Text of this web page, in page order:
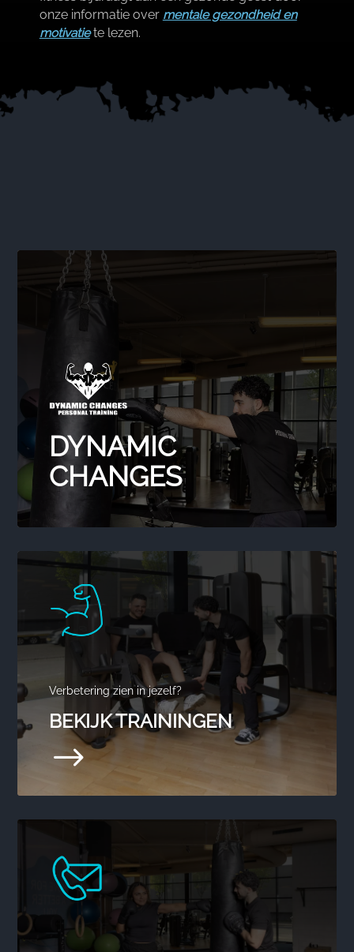
onze informatie over mentale gezondheid en
motivatiete lezen.​
DYNAMIC
CHANGES
Verbetering zien in jezelf?
BEKIJK TRAININGEN
$